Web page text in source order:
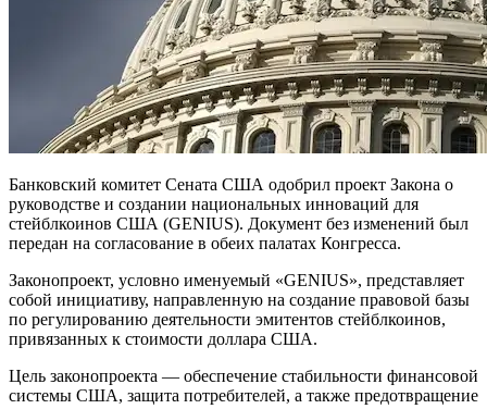
Банковский комитет Сената США одобрил проект Закона о
руководстве и создании национальных инноваций для
стейблкоинов США (GENIUS). Документ без изменений был
передан на согласование в обеих палатах Конгресса.
Законопроект, условно именуемый «GENIUS», представляет
собой инициативу, направленную на создание правовой базы
по регулированию деятельности эмитентов стейблкоинов,
привязанных к стоимости доллара США.
Цель законопроекта — обеспечение стабильности финансовой
системы США, защита потребителей, а также предотвращение